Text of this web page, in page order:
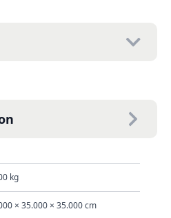
kg
× 35.000 × 35.000 cm